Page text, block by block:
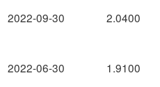
2022-09-30
2022-06-30
2.0400
1.9100